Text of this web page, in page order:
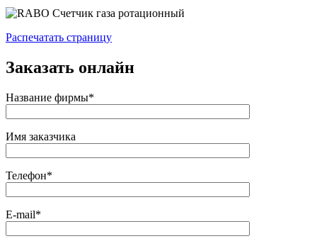
Распечатать страницу
Заказать онлайн
Название фирмы*
Имя заказчика
Телефон*
E-mail*